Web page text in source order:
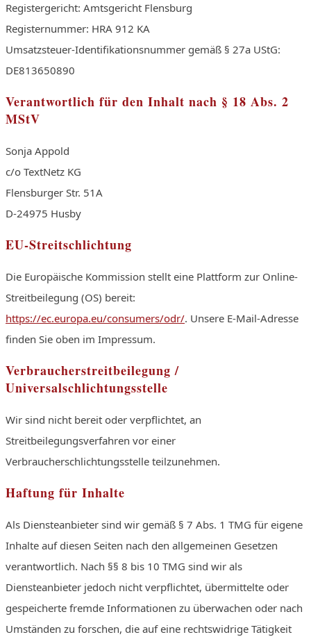
Registergericht: Amtsgericht Flensburg
Registernummer: HRA 912 KA
Umsatzsteuer-Identifikationsnummer gemäß § 27a UStG:
DE813650890
Verantwortlich für den Inhalt nach § 18 Abs. 2
MStV
Sonja Appold
c/o TextNetz KG
Flensburger Str. 51A
D-24975 Husby
EU-Streitschlichtung
Die Europäische Kommission stellt eine Plattform zur Online-
Streitbeilegung (OS) bereit:
https://ec.europa.eu/consumers/odr/. Unsere E-Mail-Adresse
finden Sie oben im Impressum.
Verbraucherstreitbeilegung /
Universalschlichtungsstelle
Wir sind nicht bereit oder verpflichtet, an
Streitbeilegungsverfahren vor einer
Verbraucherschlichtungsstelle teilzunehmen.
Haftung für Inhalte
Als Diensteanbieter sind wir gemäß § 7 Abs. 1 TMG für eigene
Inhalte auf diesen Seiten nach den allgemeinen Gesetzen
verantwortlich. Nach §§ 8 bis 10 TMG sind wir als
Diensteanbieter jedoch nicht verpflichtet, übermittelte oder
gespeicherte fremde Informationen zu überwachen oder nach
Umständen zu forschen, die auf eine rechtswidrige Tätigkeit